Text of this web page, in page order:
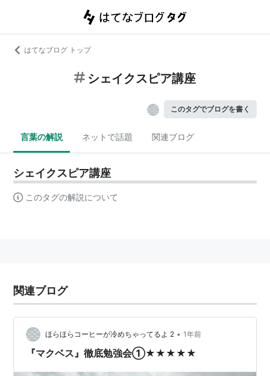
はてなブログ トップ
シェイクスピア講座
このタグでブログを書く
言葉の解説 ネットで話題 関連ブログ
シェイクスピア講座
このタグの解説について
関連ブログ
ほらほらコーヒーが冷めちゃってるよ 2 • 1年前
『マクベス』徹底勉強会①★★★★★